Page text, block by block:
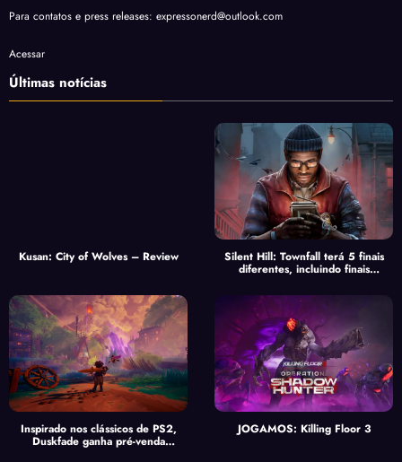
Para contatos e press releases: expressonerd@outlook.com
Acessar
Últimas notícias
Kusan: City of Wolves – Review Silent Hill: Townfall terá 5 finais
diferentes, incluindo finais
Inspirado nos clássicos de PS2,
Duskfade ganha pré-venda
JOGAMOS: Killing Floor 3